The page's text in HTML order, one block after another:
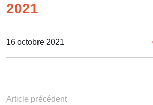
2021
16 octobre 2021
Article précédent